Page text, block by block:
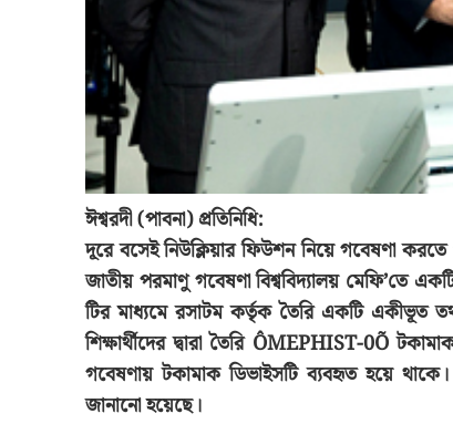
ঈশ্বরদী (পাবনা) প্রতিনিধি:
দূরে বসেই নিউক্লিয়ার ফিউশন নিয়ে গবেষণা করতে
জাতীয় পরমাণু গবেষণা বিশ্ববিদ্যালয় মেফি’তে
টির মাধ্যমে রসাটম কর্তৃক তৈরি একটি একীভূত
শিক্ষার্থীদের দ্বারা তৈরি ÔMEPHIST-0Õ
গবেষণায় টকামাক ডিভাইসটি ব্যবহৃত হয়ে
জানানো হয়েছে।